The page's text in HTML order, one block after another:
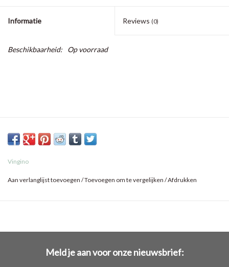
Informatie Reviews (0)
Beschikbaarheid: Op voorraad
Vingino
Aan verlanglijst toevoegen /Toevoegen om te vergelijken /Afdrukken
Meld je aan voor onze nieuwsbrief: